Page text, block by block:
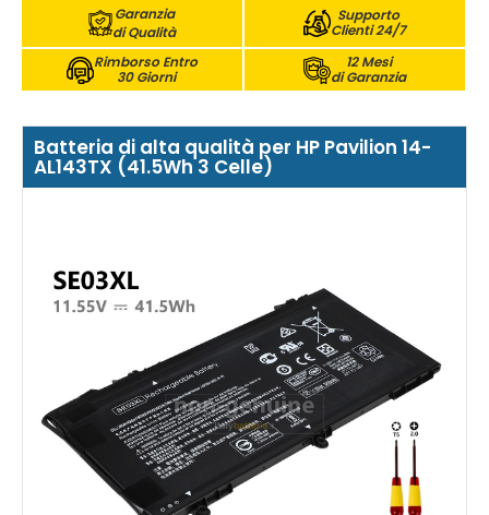
Garanzia
di Qualità
Supporto
Clienti 24/7
Rimborso Entro
30 Giorni
12 Mesi
di Garanzia
Batteria di alta qualità per HP Pavilion 14-
AL143TX (41.5Wh 3 Celle)